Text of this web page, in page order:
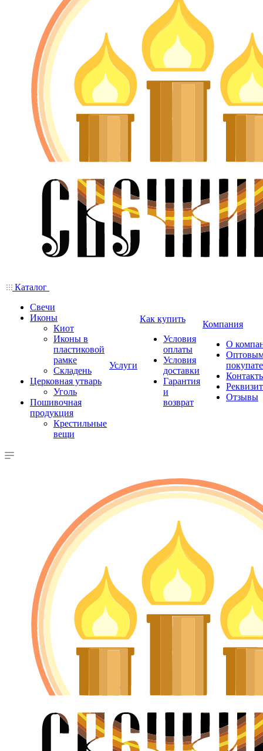
Каталог
Свечи
Иконы
Киот
Иконы в
пластиковой
рамке
Складень
Церковная утварь
Уголь
Пошивочная
продукция
Крестильные
вещи
Услуги
Как купить
Условия
оплаты
Условия
доставки
Гарантия
и
возврат
Компания
О
Отзывы